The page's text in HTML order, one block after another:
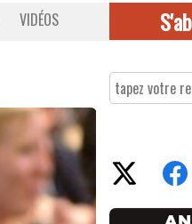
VIDÉOS